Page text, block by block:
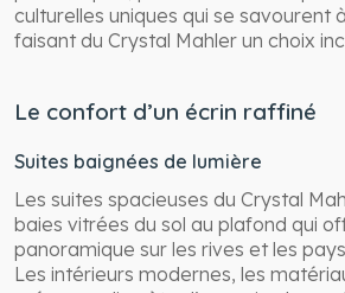
culturelles uniques qui se savourent
faisant du Crystal Mahler un choix
Le confort d’un écrin raffiné
Suites baignées de lumière
Les suites spacieuses du Crystal
baies vitrées du sol au plafond qui
panoramique sur les rives et les
Les intérieurs modernes, les